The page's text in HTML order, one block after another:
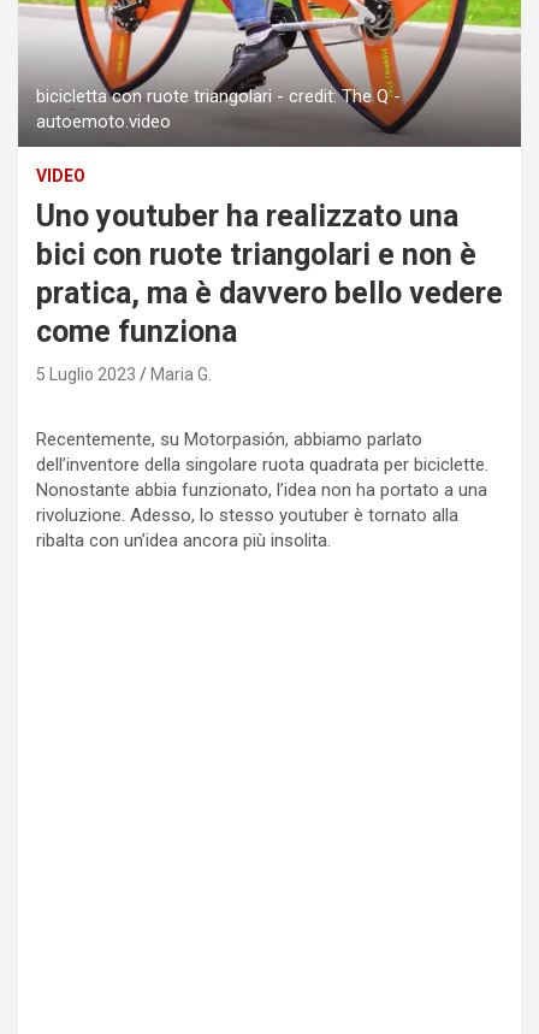
bicicletta con ruote triangolari - credit: The Q -
autoemoto.video
VIDEO
Uno youtuber ha realizzato una
bici con ruote triangolari e non è
pratica, ma è davvero bello vedere
come funziona
5 Luglio 2023 Maria G.
Recentemente, su Motorpasión, abbiamo parlato
dell’inventore della singolare ruota quadrata per biciclette.
Nonostante abbia funzionato, l’idea non ha portato a una
rivoluzione. Adesso, lo stesso youtuber è tornato alla
ribalta con un’idea ancora più insolita.